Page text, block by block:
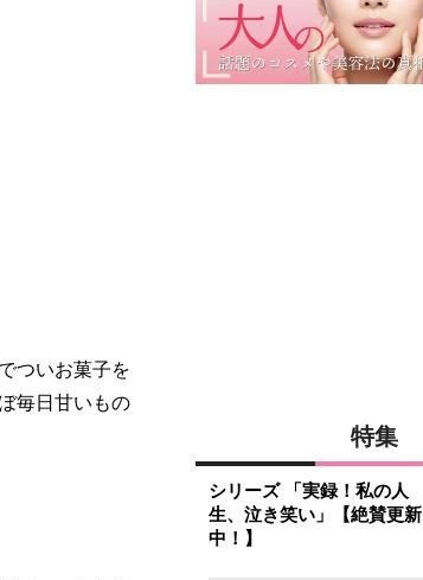
ついお菓子を
毎日甘いもの
特集
シリーズ 「実録！私の人
生、泣き笑い」【絶賛更新
中！】